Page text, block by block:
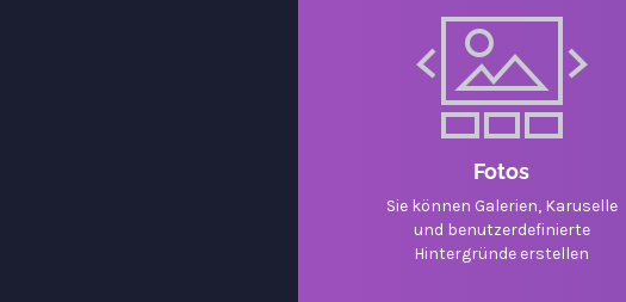
Fotos
Sie können Galerien, Karuselle
und benutzerdefinierte
Hintergründe erstellen